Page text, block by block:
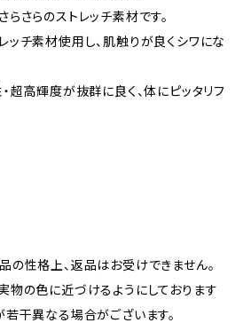
さらのストレッチ素材です。
チ素材使用し、肌触りが良くシワにな
超高輝度が抜群に良く、体にピッタリフ
の性格上、返品はお受けできません。
物の色に近づけるようにしております
干異なる場合がございます。